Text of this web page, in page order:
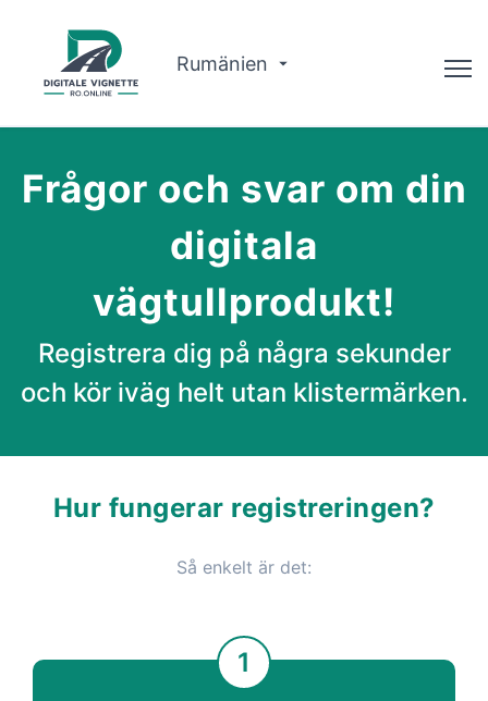
Rumänien
Om oss
Svenska
Köp Vignette
Frågor och svar om din
digitala
vägtullprodukt!
Registrera dig på några sekunder
och kör iväg helt utan klistermärken.
Hur fungerar registreringen?
Så enkelt är det:
1